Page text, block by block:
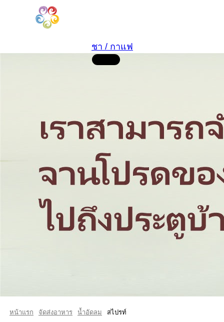
ชา / กาแฟ
หน้าแรก จัดส่งอาหาร น้ำอัดลม สไปรท์